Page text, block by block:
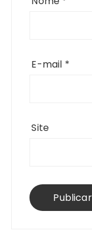
E-mail *
Site